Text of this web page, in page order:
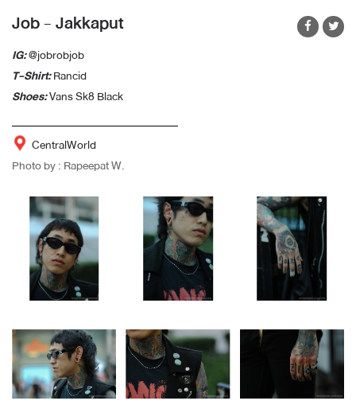
Job - Jakkaput
IG:@jobrobjob
T-Shirt:Rancid
Shoes:Vans Sk8 Black
CentralWorld
Photo by : Rapeepat W.